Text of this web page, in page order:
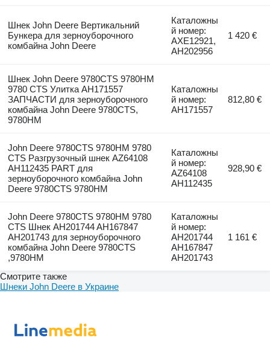
Шнек John Deere Вертикальний
Бункера для зерноуборочного
комбайна John Deere
Каталожны
й номер:
AXE12921,
AH202956
1 420 €
Шнек John Deere 9780CTS 9780HM
9780 CTS Улитка AH171557
ЗАПЧАСТИ для зерноуборочного
комбайна John Deere 9780CTS,
9780HM
Каталожны
й номер:
AH171557
812,80 €
John Deere 9780CTS 9780HM 9780
CTS Разгрузочный шнек AZ64108
AH112435 PART для
зерноуборочного комбайна John
Deere 9780CTS 9780HM
Каталожны
й номер:
AZ64108
AH112435
928,90 €
John Deere 9780CTS 9780HM 9780
CTS Шнек AH201744 AH167847
AH201743 для зерноуборочного
комбайна John Deere 9780CTS
,9780HM
Каталожны
й номер:
AH201744
AH167847
AH201743
1 161 €
Смотрите также
Шнеки John Deere в Украине